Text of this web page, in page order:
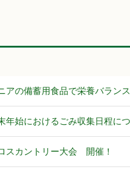
アの備蓄用食品で栄養バラン
年始におけるごみ収集日程に
スカントリー大会 開催！